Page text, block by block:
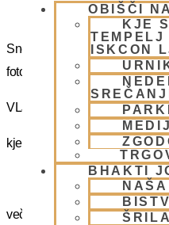
OBIŠČI
KJE
TEMPELJ
ISKCON
BHAKTI
19.00 Program plus –
Snemanje in slikanje gostov
fotografirate slikate božanstva
VLJUDNO VABLJENI
kje in kako parkirati – https://
več info na spodnji povezavi